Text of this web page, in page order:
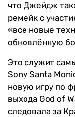
что Джейдж
ремейк с
«все новые
обновлённую
Это служит
Sony Santa
новую игру по
выхода God of
следовала за